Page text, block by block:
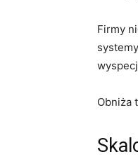
Firmy
Obniża